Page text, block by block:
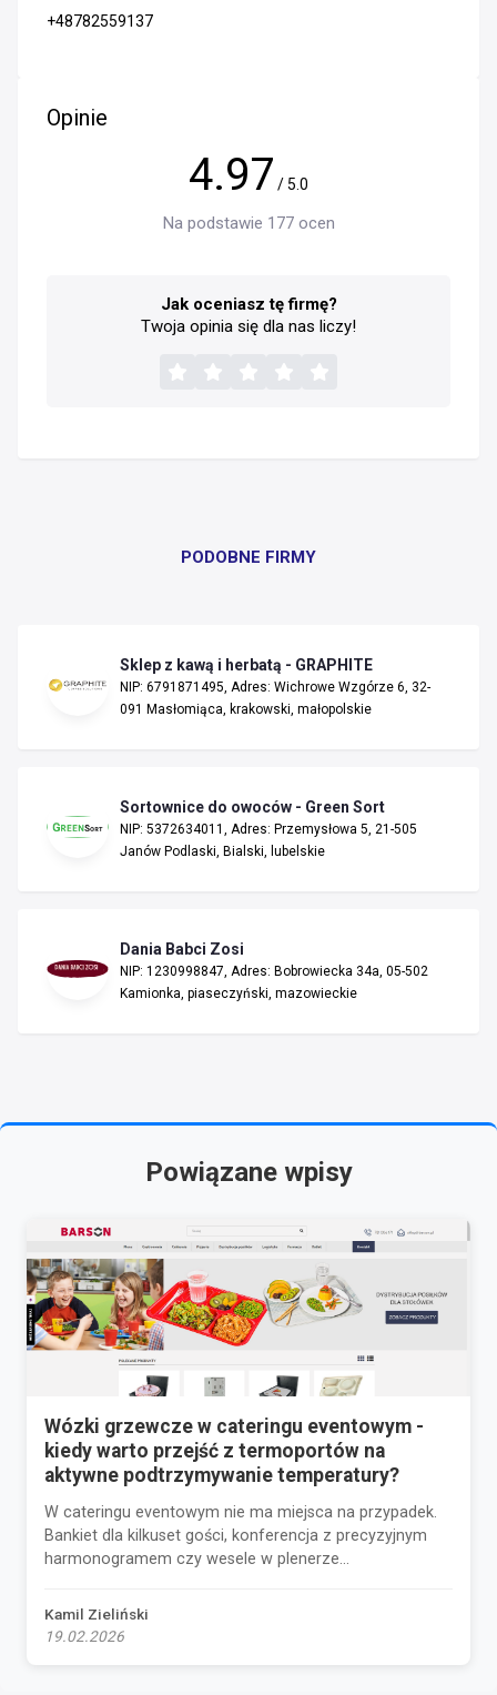
+48782559137
Opinie
4.97 / 5.0
Na podstawie 177 ocen
Jak oceniasz tę firmę?
Twoja opinia się dla nas liczy!
PODOBNE FIRMY
Sklep z kawą i herbatą - GRAPHITE
NIP: 6791871495, Adres: Wichrowe Wzgórze 6, 32-
091 Masłomiąca, krakowski, małopolskie
Sortownice do owoców - Green Sort
NIP: 5372634011, Adres: Przemysłowa 5, 21-505
Janów Podlaski, Bialski, lubelskie
Dania Babci Zosi
NIP: 1230998847, Adres: Bobrowiecka 34a, 05-502
Kamionka, piaseczyński, mazowieckie
Powiązane wpisy
Wózki grzewcze w cateringu eventowym -
kiedy warto przejść z termoportów na
aktywne podtrzymywanie temperatury?
W cateringu eventowym nie ma miejsca na przypadek.
Bankiet dla kilkuset gości, konferencja z precyzyjnym
harmonogramem czy wesele w plenerze...
Kamil Zieliński
19.02.2026